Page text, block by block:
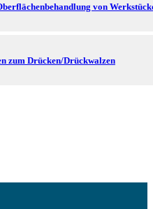
von
zum Drücken/Drückwalzen